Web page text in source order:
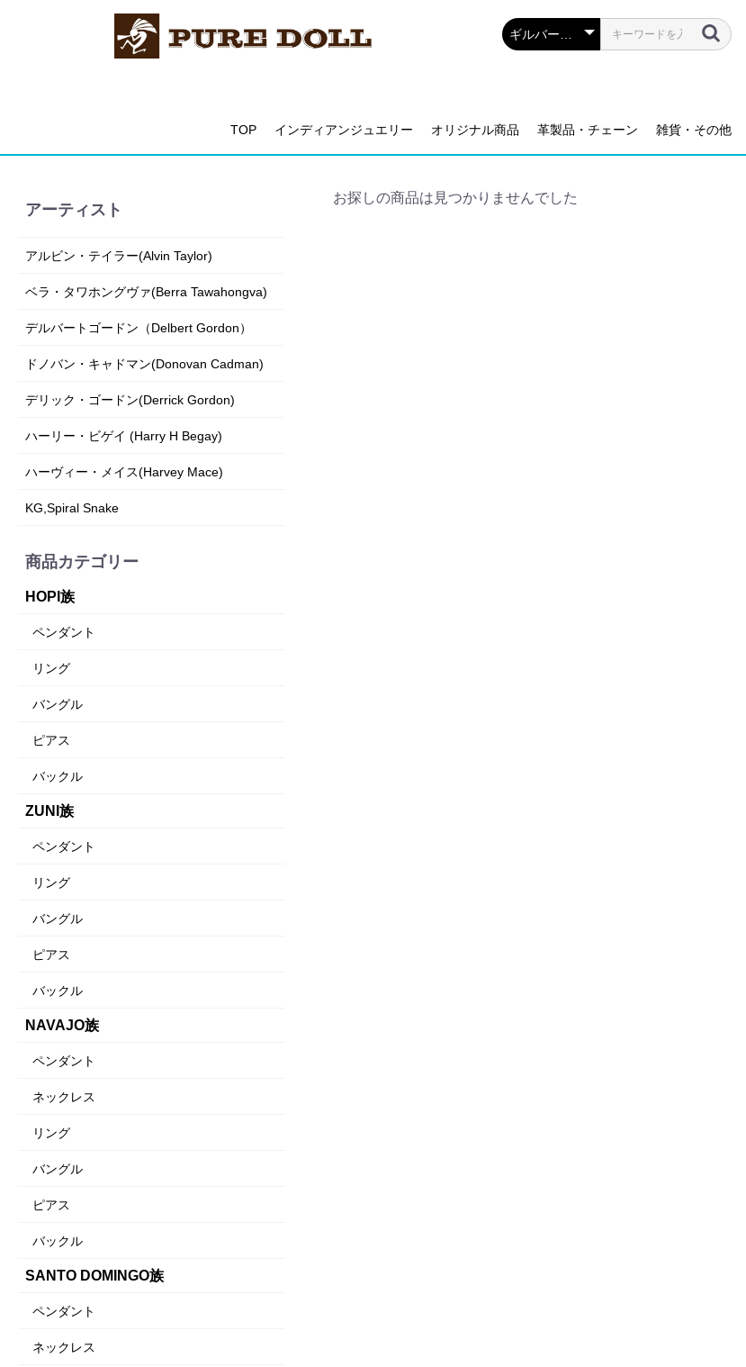
TOP インディアンジュエリー オリジナル商品 革製品・チェーン 雑貨・その他
アーティスト
アルビン・テイラー(Alvin Taylor)
ベラ・タワホングヴァ(Berra Tawahongva)
デルバートゴードン（Delbert Gordon）
ドノバン・キャドマン(Donovan Cadman)
デリック・ゴードン(Derrick Gordon)
ハーリー・ビゲイ (Harry H Begay)
ハーヴィー・メイス(Harvey Mace)
KG,Spiral Snake
商品カテゴリー
HOPI族
ペンダント
リング
バングル
ピアス
バックル
ZUNI族
ペンダント
リング
バングル
ピアス
バックル
NAVAJO族
ペンダント
ネックレス
リング
バングル
ピアス
バックル
SANTO DOMINGO族
ペンダント
ネックレス
お探しの商品は見つかりませんでした